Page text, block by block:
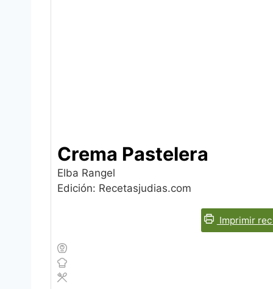
Crema Pastelera
Elba Rangel
Edición: Recetasjudias.com
Imprimir